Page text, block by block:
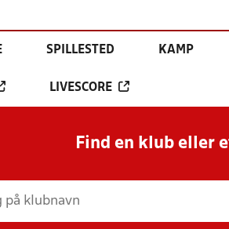
SPILLESTED KAMP
LIVESCORE
Find en klub eller